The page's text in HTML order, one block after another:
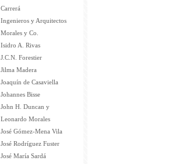
Carrerá
Ingenieros y Arquitectos
Morales y Co.
Isidro A. Rivas
J.C.N. Forestier
Jilma Madera
Joaquín de Casaviella
Johannes Bisse
John H. Duncan y
Leonardo Morales
José Gómez-Mena Vila
José Rodríguez Fuster
José María Sardá